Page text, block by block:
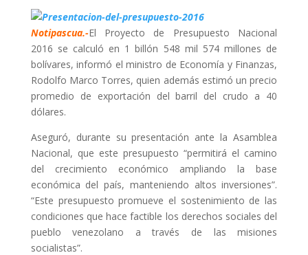
Notipascua.-El Proyecto de Presupuesto Nacional
2016 se calculó en 1 billón 548 mil 574 millones de
bolívares, informó el ministro de Economía y Finanzas,
Rodolfo Marco Torres, quien además estimó un precio
promedio de exportación del barril del crudo a 40
dólares.
Aseguró, durante su presentación ante la Asamblea
Nacional, que este presupuesto “permitirá el camino
del crecimiento económico ampliando la base
económica del país, manteniendo altos inversiones”.
“Este presupuesto promueve el sostenimiento de las
condiciones que hace factible los derechos sociales del
pueblo venezolano a través de las misiones
socialistas”.